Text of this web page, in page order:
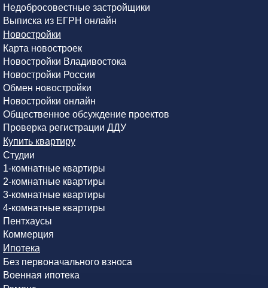
Недобросовестные застройщики
Выписка из ЕГРН онлайн
Новостройки
Карта новостроек
Новостройки Владивостока
Новостройки России
Обмен новостройки
Новостройки онлайн
Общественное обсуждение проектов
Проверка регистрации ДДУ
Купить квартиру
Студии
1-комнатные квартиры
2-комнатные квартиры
3-комнатные квартиры
4-комнатные квартиры
Пентхаусы
Коммерция
Ипотека
Без первоначального взноса
Военная ипотека